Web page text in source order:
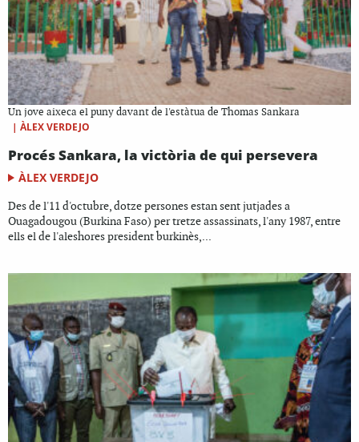
Un jove aixeca el puny davant de l'estàtua de Thomas Sankara
| ÀLEX VERDEJO
Procés Sankara, la victòria de qui persevera
ÀLEX VERDEJO
Des de l'11 d'octubre, dotze persones estan sent jutjades a
Ouagadougou (Burkina Faso) per tretze assassinats, l'any 1987, entre
ells el de l'aleshores president burkinès,...